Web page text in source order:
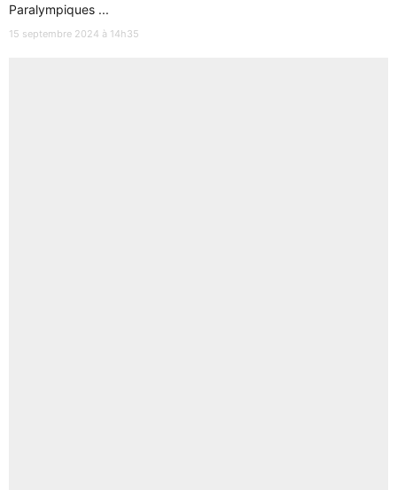
Paralympiques ...
15 septembre 2024 à 14h35